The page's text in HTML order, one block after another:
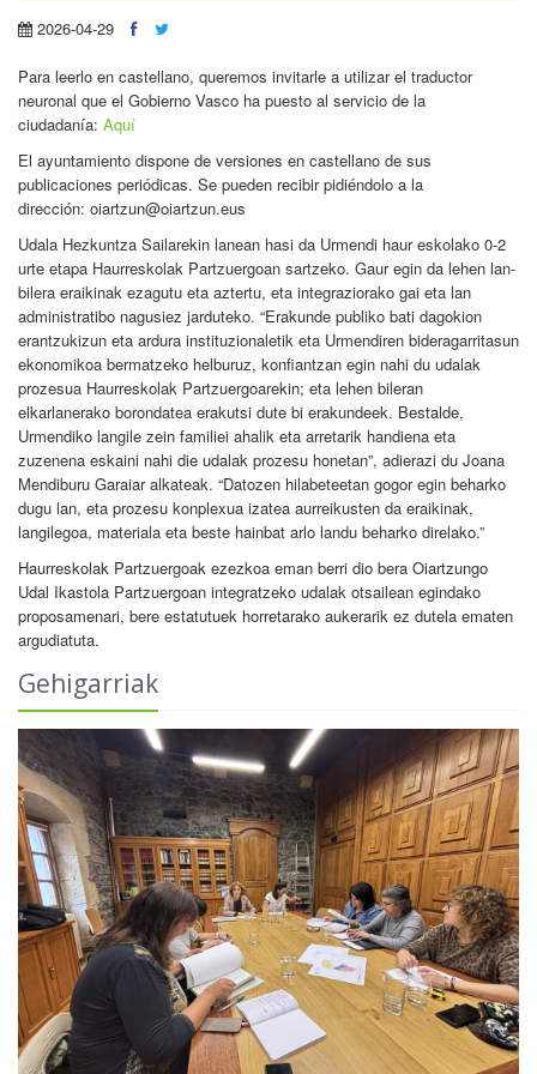
2026-04-29
Para leerlo en castellano, queremos invitarle a utilizar el traductor
neuronal que el Gobierno Vasco ha puesto al servicio de la
ciudadanía: Aquí
El ayuntamiento dispone de versiones en castellano de sus
publicaciones periódicas. Se pueden recibir pidiéndolo a la
dirección: oiartzun@oiartzun.eus
Udala Hezkuntza Sailarekin lanean hasi da Urmendi haur eskolako 0-2
urte etapa Haurreskolak Partzuergoan sartzeko. Gaur egin da lehen lan-
bilera eraikinak ezagutu eta aztertu, eta integraziorako gai eta lan
administratibo nagusiez jarduteko. “Erakunde publiko bati dagokion
erantzukizun eta ardura instituzionaletik eta Urmendiren bideragarritasun
ekonomikoa bermatzeko helburuz, konfiantzan egin nahi du udalak
prozesua Haurreskolak Partzuergoarekin; eta lehen bileran
elkarlanerako borondatea erakutsi dute bi erakundeek. Bestalde,
Urmendiko langile zein familiei ahalik eta arretarik handiena eta
zuzenena eskaini nahi die udalak prozesu honetan”, adierazi du Joana
Mendiburu Garaiar alkateak. “Datozen hilabeteetan gogor egin beharko
dugu lan, eta prozesu konplexua izatea aurreikusten da eraikinak,
langilegoa, materiala eta beste hainbat arlo landu beharko direlako.”
Haurreskolak Partzuergoak ezezkoa eman berri dio bera Oiartzungo
Udal Ikastola Partzuergoan integratzeko udalak otsailean egindako
proposamenari, bere estatutuek horretarako aukerarik ez dutela ematen
argudiatuta.
Gehigarriak